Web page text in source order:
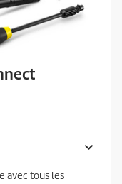
avec tous les